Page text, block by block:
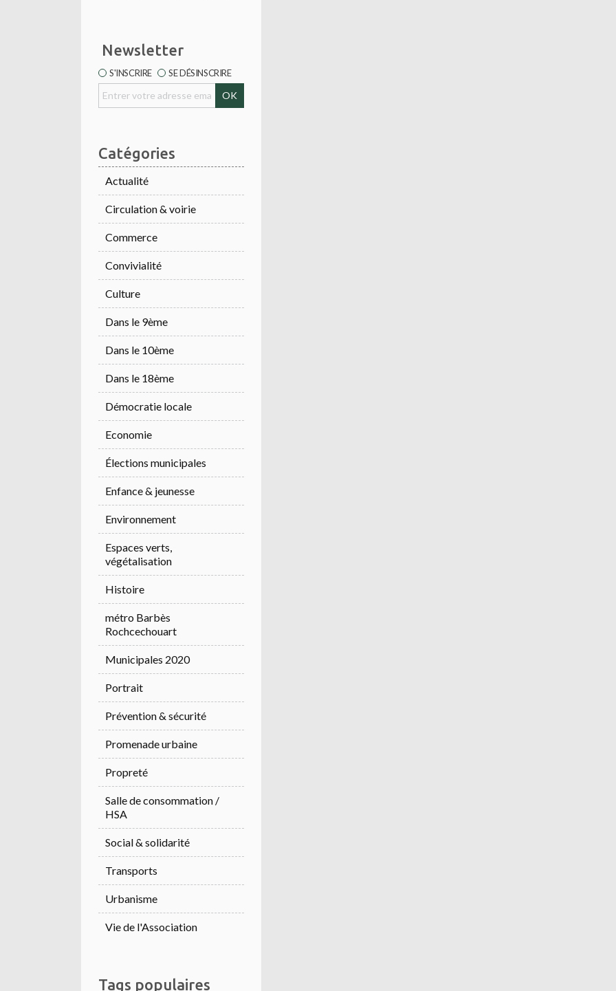
Newsletter
S'INSCRIRE SE DÉSINSCRIRE
Catégories
Actualité
Circulation & voirie
Commerce
Convivialité
Culture
Dans le 9ème
Dans le 10ème
Dans le 18ème
Démocratie locale
Economie
Élections municipales
Enfance & jeunesse
Environnement
Espaces verts,
végétalisation
Histoire
métro Barbès
Rochcechouart
Municipales 2020
Portrait
Prévention & sécurité
Promenade urbaine
Propreté
Salle de consommation /
HSA
Social & solidarité
Transports
Urbanisme
Vie de l'Association
Tags populaires